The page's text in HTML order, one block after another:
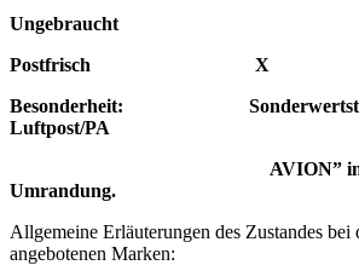
Ungebraucht
Postfrisch X
Besonderheit:
Luftpost/PA
AVION”
Umrandung.
Allgemeine Erläuterungen des Zustandes bei
angebotenen Marken: